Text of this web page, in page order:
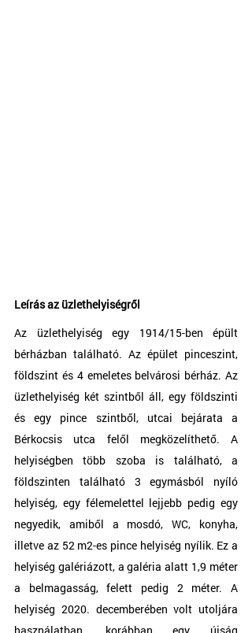
Leírás az üzlethelyiségről
Az üzlethelyiség egy 1914/15-ben épült
bérházban található. Az épület pinceszint,
földszint és 4 emeletes belvárosi bérház. Az
üzlethelyiség két szintből áll, egy földszinti
és egy pince szintből, utcai bejárata a
Bérkocsis utca felől megközelíthető. A
helyiségben több szoba is található, a
földszinten található 3 egymásból nyíló
helyiség, egy félemelettel lejjebb pedig egy
negyedik, amiből a mosdó, WC, konyha,
illetve az 52 m2-es pince helyiség nyílik. Ez a
helyiség galériázott, a galéria alatt 1,9 méter
a belmagasság, felett pedig 2 méter. A
helyiség 2020. decemberében volt utoljára